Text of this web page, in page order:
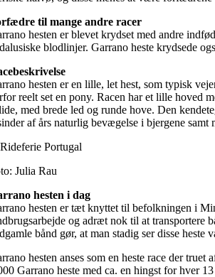
til mange andre racer
hesten er blevet krydset med andre
blodlinjer. Garrano heste krydsede
hesten er en lille, let hest, som typisk
reelt set en pony. Racen har et lille hoved
med brede led og runde hove. Den
af års naturlig bevægelse i bjergene samt
Julia Rau
hesten i dag
hesten er tæt knyttet til befolkningen i
og adræt nok til at transportere
bånd gør, at man stadig ser disse heste
hesten anses som en heste race der
Garrano heste med ca. en hingst for hver